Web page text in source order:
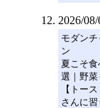
2026/
モダン
ン
夏こそ
選｜野菜
【トー
さんに習